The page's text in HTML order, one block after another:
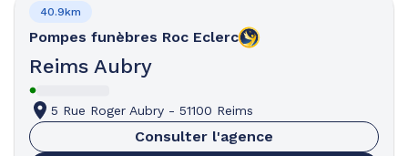
Pompes funèbres Roc Eclerc
Reims Aubry
40.9km
5 Rue Roger Aubry - 51100 Reims
Consulter l'agence